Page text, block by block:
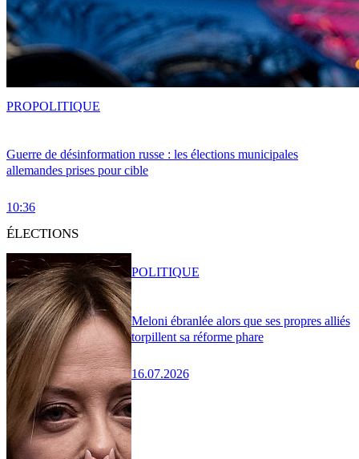
Guerre de désinformation russe : les élections municipales
allemandes prises pour cible
10:36
PROPOLITIQUE
ÉLECTIONS
Meloni ébranlée alors que ses propres alliés
torpillent sa réforme phare
16.07.2026
POLITIQUE